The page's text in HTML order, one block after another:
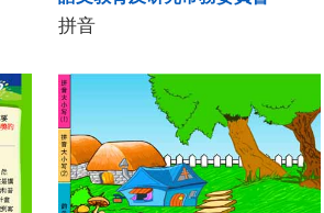
拼音